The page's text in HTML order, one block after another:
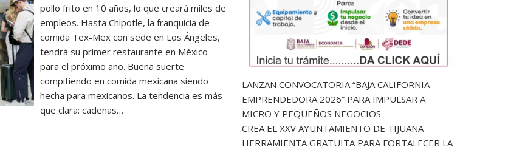
pollo frito en 10 años, lo que creará miles de
empleos. Hasta Chipotle, la franquicia de
comida Tex-Mex con sede en Los Ángeles,
tendrá su primer restaurante en México
para el próximo año. Buena suerte
compitiendo en comida mexicana siendo
hecha para mexicanos. La tendencia es más
que clara: cadenas…
LANZAN CONVOCATORIA “BAJA CALIFORNIA
EMPRENDEDORA 2026” PARA IMPULSAR A
MICRO Y PEQUEÑOS NEGOCIOS
CREA EL XXV AYUNTAMIENTO DE TIJUANA
HERRAMIENTA GRATUITA PARA FORTALECER LA